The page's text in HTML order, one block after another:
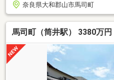
奈良県大和郡山市馬司町
馬司町（筒井駅） 3380万円